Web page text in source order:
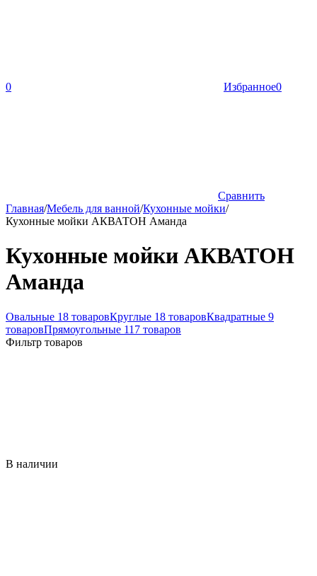
0 Избранное0
Сравнить
Главная/Мебель для ванной/Кухонные мойки/
Кухонные мойки АКВАТОН Аманда
Кухонные мойки АКВАТОН
Аманда
Овальные 18 товаровКруглые 18 товаровКвадратные 9
товаровПрямоугольные 117 товаров
Фильтр товаров
В наличии